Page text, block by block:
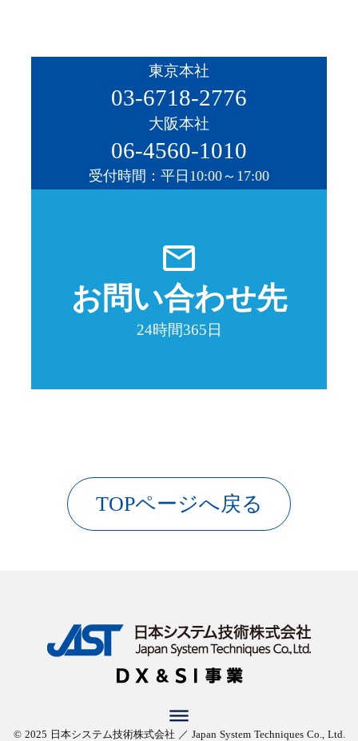
東京本社
03-6718-2776
大阪本社
06-4560-1010
受付時間：平日10:00～17:00
mail_outline
お問い合わせ先
24時間365日
TOPページへ戻る
dehaze
© 2025 日本システム技術株式会社 ／ Japan System Techniques Co., Ltd.